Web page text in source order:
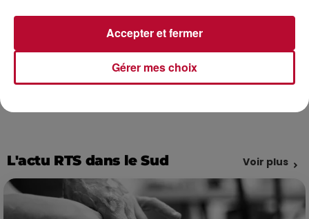
clients et de jouer un rôle clé dans la
transformation de son territoire.
L'actu RTS dans le Sud Voir plus
Gérer mes choix
Accepter et fermer